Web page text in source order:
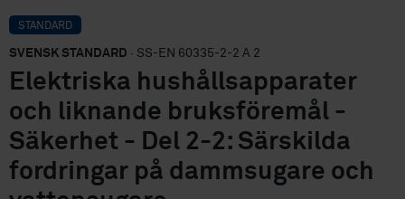
STANDARD
SVENSK STANDARD · SS-EN 60335-2-2 A 2
Elektriska hushållsapparater
och liknande bruksföremål -
Säkerhet - Del 2-2: Särskilda
fordringar på dammsugare och